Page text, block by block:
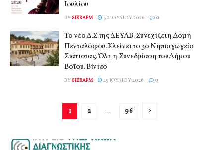
Ιουλίου
BY SIERAFM 30 ΙΟΥΛΊΟΥ 2026 0
Το νέο Δ.Σ.της ΔΕΥΑΒ. Συνεχίζει η Δομή
Πενταλόφου. Κλείνει το 3ο Νηπιαγωγείο
Σιάτιστας. Όλη η Συνεδρίαση του Δήμου
Βοΐου. Βίντεο
BY SIERAFM 29 ΙΟΥΛΊΟΥ 2026 0
1 2 … 96